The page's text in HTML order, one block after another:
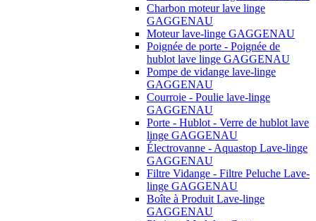
Charbon moteur lave linge
GAGGENAU
Moteur lave-linge GAGGENAU
Poignée de porte - Poignée de
hublot lave linge GAGGENAU
Pompe de vidange lave-linge
GAGGENAU
Courroie - Poulie lave-linge
GAGGENAU
Porte - Hublot - Verre de hublot lave
linge GAGGENAU
Électrovanne - Aquastop Lave-linge
GAGGENAU
Filtre Vidange - Filtre Peluche Lave-
linge GAGGENAU
Boîte à Produit Lave-linge
GAGGENAU